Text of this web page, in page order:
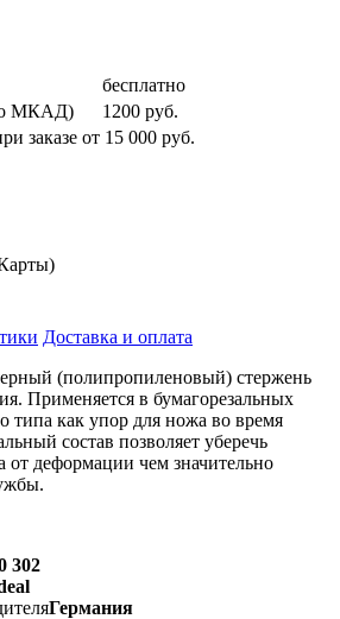
бесплатно
МКАД)
1200 руб.
заказе от 15 000 руб.
Доставка и оплата
(полипропиленовый) стержень
Применяется в бумагорезальных
типа как упор для ножа во время
состав позволяет уберечь
деформации чем значительно
302
Германия